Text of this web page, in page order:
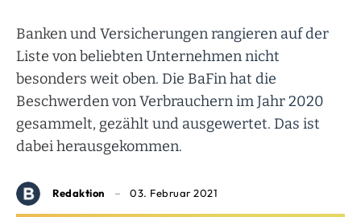
Banken und Versicherungen rangieren auf der
Liste von beliebten Unternehmen nicht
besonders weit oben. Die BaFin hat die
Beschwerden von Verbrauchern im Jahr 2020
gesammelt, gezählt und ausgewertet. Das ist
dabei herausgekommen.
Redaktion 03. Februar 2021